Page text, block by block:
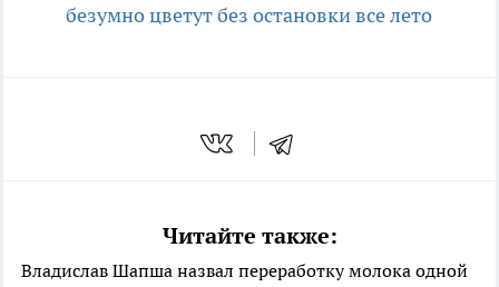
безумно цветут без остановки все лето
Читайте также:
Владислав Шапша назвал переработку молока одной